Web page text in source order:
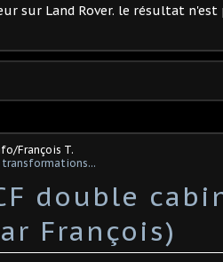
sur Land Rover. le résultat n'est
François T.
double
François)